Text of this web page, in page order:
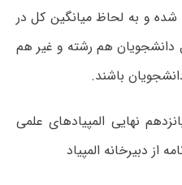
و به لحاظ میانگین کل در
کل ۸ نیمسال دانشجویان هم رشته و غیر هم
نهایی المپیادهای علمی
از دبیرخانه المپیاد